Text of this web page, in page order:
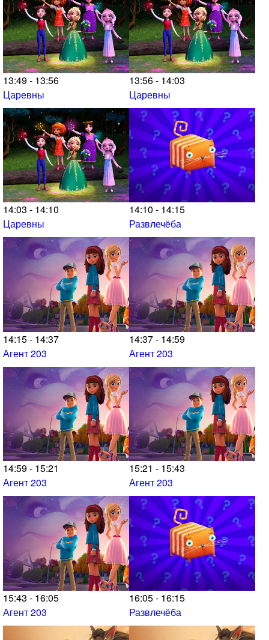
13:49 - 13:56
Царевны
13:56 - 14:03
Царевны
14:03 - 14:10
Царевны
14:10 - 14:15
Развлечёба
14:15 - 14:37
Агент 203
14:37 - 14:59
Агент 203
14:59 - 15:21
Агент 203
15:21 - 15:43
Агент 203
15:43 - 16:05
Агент 203
16:05 - 16:15
Развлечёба